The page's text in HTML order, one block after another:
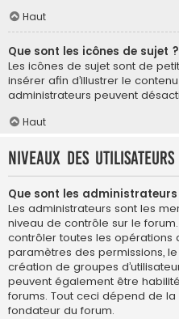
Haut
Que sont les icônes de sujet ?
Les icônes de sujet sont de
insérer afin d’illustrer le
administrateurs peuvent
Haut
Niveaux des
Que sont les administrateurs
Les administrateurs sont les
niveau de contrôle sur le
contrôler toutes les opérations
paramètres des permissions,
création de groupes
peuvent également être
forums. Tout ceci dépend de
fondateur du forum.